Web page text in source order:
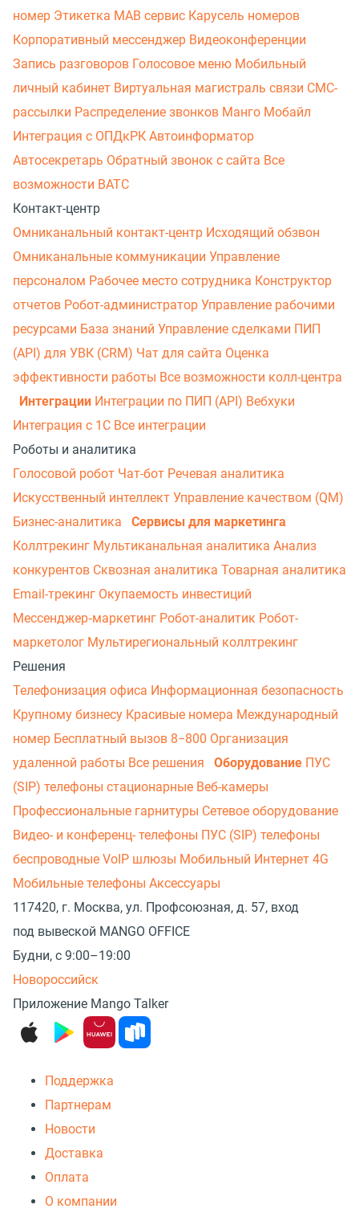
номер Этикетка МАВ сервис Карусель номеров
Корпоративный мессенджер Видеоконференции
Запись разговоров Голосовое меню Мобильный
личный кабинет Виртуальная магистраль связи СМС-
рассылки Распределение звонков Манго Мобайл
Интеграция с ОПДкРК Автоинформатор
Автосекретарь Обратный звонок с сайта Все
возможности ВАТС
Контакт-центр
Омниканальный контакт-центр Исходящий обзвон
Омниканальные коммуникации Управление
персоналом Рабочее место сотрудника Конструктор
отчетов Робот-администратор Управление рабочими
ресурсами База знаний Управление сделками ПИП
(API) для УВК (CRM) Чат для сайта Оценка
эффективности работы Все возможности колл-центра
Интеграции Интеграции по ПИП (API) Вебхуки
Интеграция с 1С Все интеграции
Роботы и аналитика
Голосовой робот Чат-бот Речевая аналитика
Искусственный интеллект Управление качеством (QM)
Бизнес-аналитика
Сервисы для маркетинга
Коллтрекинг Мультиканальная аналитика Анализ
конкурентов Сквозная аналитика Товарная аналитика
Email-трекинг Окупаемость инвестиций
Мессенджер‑маркетинг Робот-аналитик Робот-
маркетолог Мультирегиональный коллтрекинг
Решения
Телефонизация офиса Информационная безопасность
Крупному бизнесу Красивые номера Международный
номер Бесплатный вызов 8−800 Организация
удаленной работы Все решения Оборудование ПУС
(SIP) телефоны стационарные Веб-камеры
Профессиональные гарнитуры Сетевое оборудование
Видео- и конференц- телефоны ПУС (SIP) телефоны
беспроводные VoIP шлюзы Мобильный Интернет 4G
Мобильные телефоны Аксессуары
117420, г. Москва, ул. Профсоюзная, д. 57, вход
под вывеской MANGO OFFICE
Будни, с 9:00–19:00
Новороссийск
Приложение Mango Talker
Поддержка
Партнерам
Новости
Доставка
Оплата
О компании